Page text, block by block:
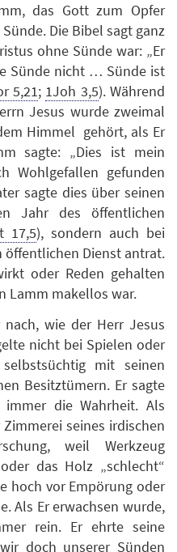
das Gott zum Opfer
Die Bibel sagt ganz
ohne Sünde war: „Er
Sünde nicht … Sünde ist
5,21; 1Joh 3,5). Während
Jesus wurde zweimal
Himmel gehört, als Er
sagte: „Dies ist mein
Wohlgefallen gefunden
sagte dies über seinen
Jahr des öffentlichen
17,5), sondern auch bei
öffentlichen Dienst antrat.
oder Reden gehalten
Lamm makellos war.
wie der Herr Jesus
nicht bei Spielen oder
mit seinen
Besitztümern. Er sagte
die Wahrheit. Als
seines irdischen
weil Werkzeug
das Holz „schlecht“
hoch vor Empörung oder
Als Er erwachsen wurde,
rein. Er ehrte seine
doch unserer Sünden